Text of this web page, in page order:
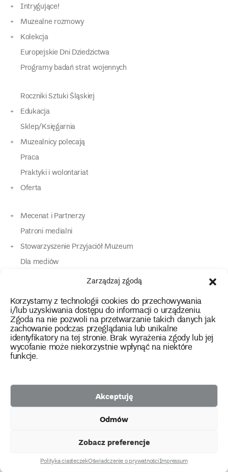
Zarządzaj zgodą
Korzystamy z technologii cookies do przechowywania
i/lub uzyskiwania dostępu do informacji o urządzeniu.
Zgoda na nie pozwoli na przetwarzanie takich danych jak
zachowanie podczas przeglądania lub unikalne
identyfikatory na tej stronie. Brak wyrażenia zgody lub jej
wycofanie może niekorzystnie wpłynąć na niektóre
funkcje.
Akceptuję
Odmów
Zobacz preferencje
Polityka ciasteczekOświadczenie o prywatnościImpressum
Intrygujące!
Muzealne rozmowy
Kolekcja
Europejskie Dni Dziedzictwa
Programy badań strat wojennych
Roczniki Sztuki Śląskiej
Edukacja
Sklep/Księgarnia
Muzealnicy polecają
Praca
Praktyki i wolontariat
Oferta
Mecenat i Partnerzy
Patroni medialni
Stowarzyszenie Przyjaciół Muzeum
Dla mediów
Dla osób o specjalnych potrzebach
Kontakt
instagram
twitterfacebookyoutube
tiktok
2026 Copyright by Muzeum Narodowe we Wrocławiu
Polityka prywatności
Etnograficznego
Facebook
Racławickiej
facebook
Przyjaciół
Narodowego created by